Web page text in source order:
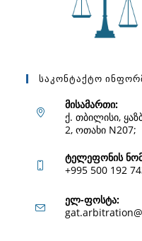
Საკონტაქტო
მისამართი:
ქ. თბილისი,
2, ოთახი N207;
ტელეფონის
+995 500 192
in
ელ-ფოსტა: